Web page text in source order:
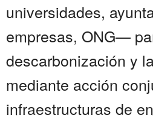
universidades,
empresas, ONG—
descarbonización y
mediante acción
infraestructuras de